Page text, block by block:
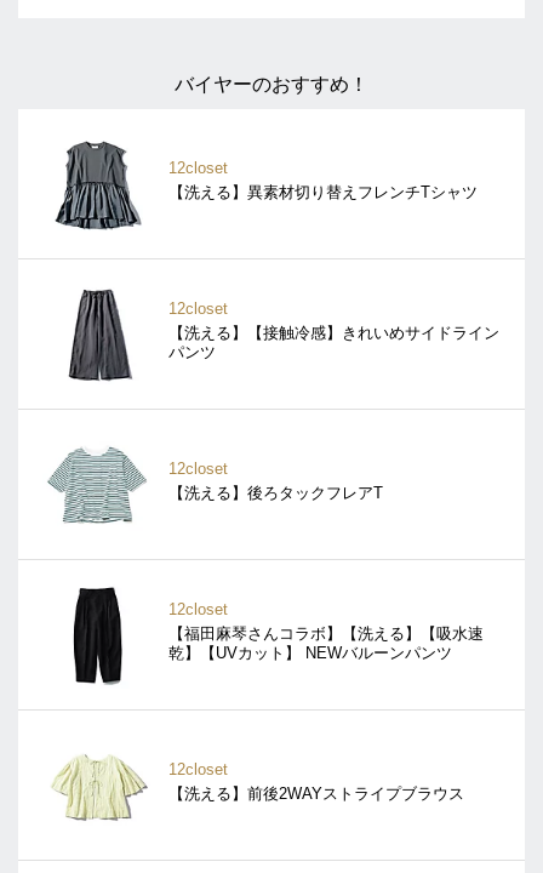
バイヤーのおすすめ！
12closet
【洗える】異素材切り替えフレンチTシャツ
12closet
【洗える】【接触冷感】きれいめサイドライン
パンツ
12closet
【洗える】後ろタックフレアT
12closet
【福田麻琴さんコラボ】【洗える】【吸水速
乾】【UVカット】 NEWバルーンパンツ
12closet
【洗える】前後2WAYストライプブラウス